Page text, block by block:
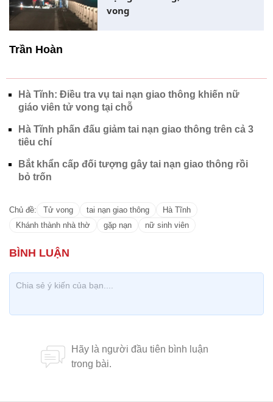
vong
Trần Hoàn
Hà Tĩnh: Điều tra vụ tai nạn giao thông khiến nữ
giáo viên tử vong tại chỗ
Hà Tĩnh phấn đấu giảm tai nạn giao thông trên cả 3
tiêu chí
Bắt khẩn cấp đối tượng gây tai nạn giao thông rồi
bỏ trốn
Chủ đề: Tử vong tai nạn giao thông
Hà Tĩnh
Khánh thành nhà thờ
gặp nạn nữ sinh viên